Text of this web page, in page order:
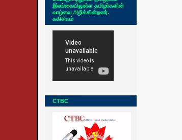
இலங்கையிலுள்ள தமிழர்களின்
வாழ்வை அழிக்கின்றனர்.
சுகிசிவம்
CTBC